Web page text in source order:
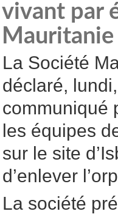
vivant par
Mauritanie
La Société
déclaré,
communiqué
les équipes
sur le site
d’enlever
La société